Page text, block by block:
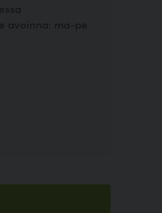
avoinna: ma-pe